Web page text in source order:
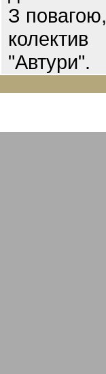
З повагою,
колектив
"Автури".